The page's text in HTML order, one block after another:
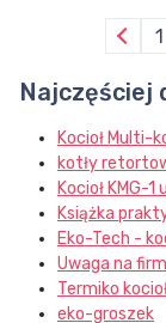
1
Najczęściej
Kocioł Multi-
kotły
Kocioł KMG-
Książka
Eko-Tech -
Uwaga na
Termiko
eko-groszek